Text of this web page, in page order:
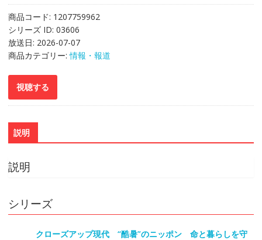
商品コード: 1207759962
シリーズ ID: 03606
放送日: 2026-07-07
商品カテゴリー:情報・報道
説明
説明
シリーズ
クローズアップ現代 “酷暑”のニッポン 命と暮らしを守